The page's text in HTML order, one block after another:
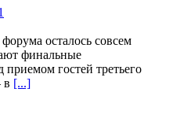
осталось совсем
финальные
гостей третьего
в [...]